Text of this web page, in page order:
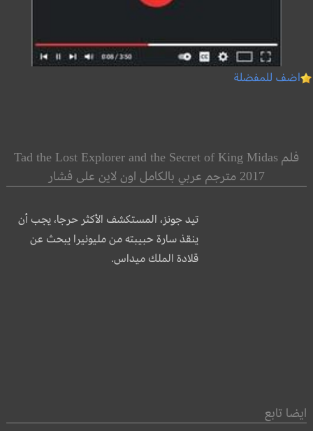
اضف للمفضلة
فلم Tad the Lost Explorer and the Secret of King Midas
2017 مترجم عربي بالكامل اون لاين على فشار
تيد جونز، المستكشف الأكثر حرجا، يجب أن
ينقذ سارة حبيبته من مليونيرا يبحث عن
قلادة الملك ميداس.
ايضا تابع